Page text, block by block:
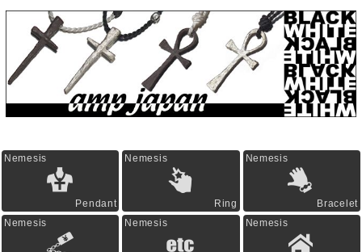
Nemesis
Pendant
Nemesis
Ring
Nemesis
Bracelet
Nemesis
Nemesis Nemesis